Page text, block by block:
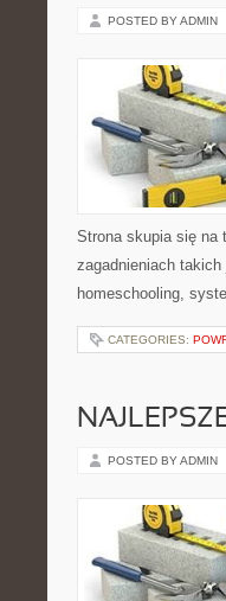
POSTED BY ADMIN
Strona skupia się na
zagadnieniach
homeschooling,
CATEGORIES:
POSTED BY ADMIN